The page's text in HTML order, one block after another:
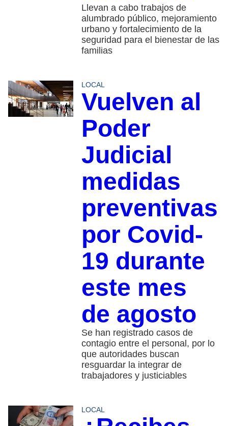
Llevan a cabo trabajos de
alumbrado público, mejoramiento
urbano y fortalecimiento de la
seguridad para el bienestar de las
familias
LOCAL
Vuelven al
Poder
Judicial
medidas
preventivas
por Covid-
19 durante
este mes
de agosto
Se han registrado casos de
contagio entre el personal, por lo
que autoridades buscan
resguardar la integrar de
trabajadores y justiciables
LOCAL